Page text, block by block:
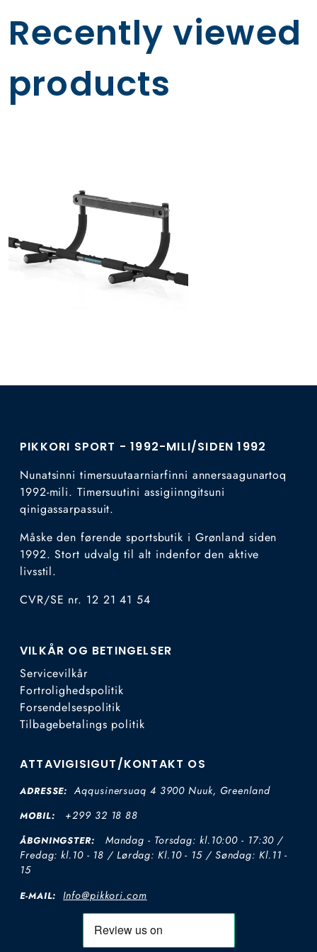
Recently viewed
products
PIKKORI SPORT - 1992-MILI/SIDEN 1992
Nunatsinni timersuutaarniarfinni annersaagunartoq
1992-mili. Timersuutini assigiinngitsuni
qinigassarpassuit.
Måske den førende sportsbutik i Grønland siden
1992. Stort udvalg til alt indenfor den aktive
livsstil.
CVR/SE nr. 12 21 41 54
VILKÅR OG BETINGELSER
Servicevilkår
Fortrolighedspolitik
Forsendelsespolitik
Tilbagebetalings politik
ATTAVIGISIGUT/KONTAKT OS
ADRESSE: Aqqusinersuaq 4 3900 Nuuk, Greenland
MOBIL: +299 32 18 88
ÅBGNINGSTER:
Mandag - Torsdag: kl.10:00 - 17:30 /
Fredag: kl.10 - 18 / Lørdag: Kl.10 - 15 / Søndag: Kl.11 -
15
E-MAIL: Info@pikkori.com